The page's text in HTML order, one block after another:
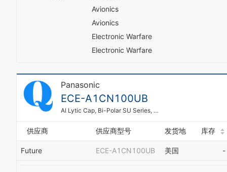
Avionics
Avionics
Electronic Warfare
Electronic Warfare
Panasonic
ECE-A1CN100UB
Al Lytic Cap, Bi-Polar SU Series, 85C
供应商 供应商型号 发货地 库存
Future ECE-A1CN100UB 美国 -